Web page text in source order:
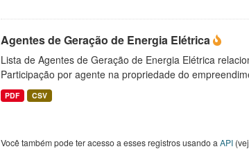
Agentes de Geração de Energia Elétrica
Lista de Agentes de Geração de Energia Elétrica
Participação por agente na propriedade do
PDF CSV
Você também pode ter acesso a esses registros usando a API